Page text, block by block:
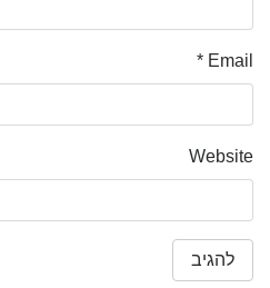
Email
*
Website